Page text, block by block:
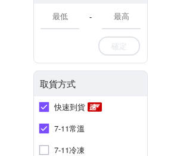
-
確定
取貨方式
快速到貨
7-11常溫
7-11冷凍